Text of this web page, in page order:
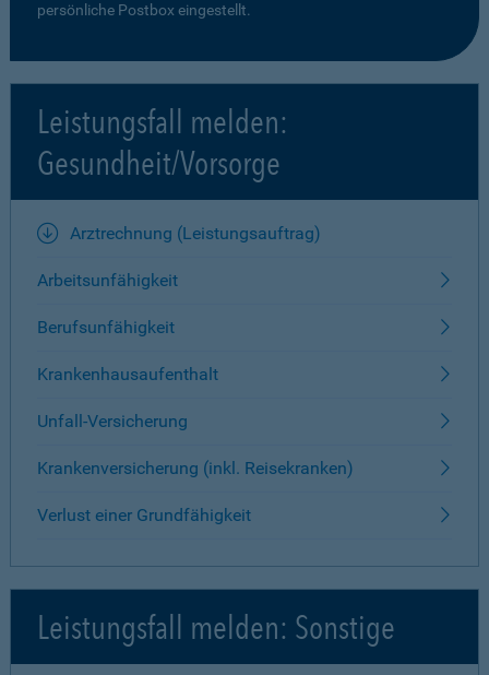
persönliche Postbox eingestellt.
Leistungsfall melden:
Gesundheit/Vorsorge
Arztrechnung (Leistungsauftrag)
Arbeitsunfähigkeit
Berufsunfähigkeit
Krankenhausaufenthalt
Unfall-Versicherung
Krankenversicherung (inkl. Reisekranken)
Verlust einer Grundfähigkeit
Leistungsfall melden: Sonstige